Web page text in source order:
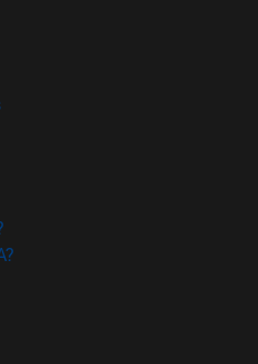
ventana)
(abre en nueva ventana)
en nueva ventana)